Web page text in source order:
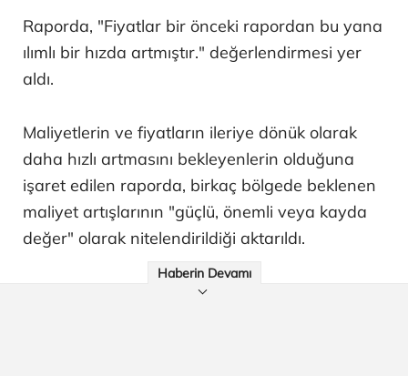
Raporda, "Fiyatlar bir önceki rapordan bu yana
ılımlı bir hızda artmıştır." değerlendirmesi yer
aldı.
Maliyetlerin ve fiyatların ileriye dönük olarak
daha hızlı artmasını bekleyenlerin olduğuna
işaret edilen raporda, birkaç bölgede beklenen
maliyet artışlarının "güçlü, önemli veya kayda
değer" olarak nitelendirildiği aktarıldı.
Haberin Devamı